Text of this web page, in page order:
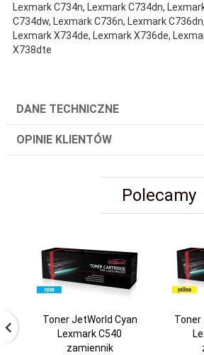
Lexmark C734n, Lexmark C734dn,
C734dw, Lexmark C736n, Lexmark
Lexmark X734de, Lexmark X736de,
X738dte
DANE TECHNICZNE
OPINIE KLIENTÓW
Polecamy
Toner JetWorld Cyan
Lexmark C540
zamiennik
Toner